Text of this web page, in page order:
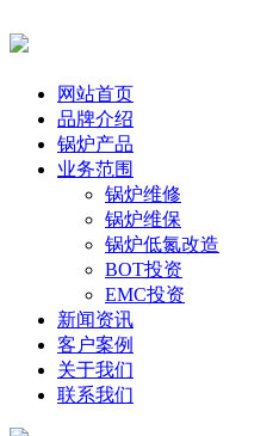
网站首页
品牌介绍
锅炉产品
业务范围
锅炉维修
锅炉维保
锅炉低氮改造
BOT投资
EMC投资
新闻资讯
客户案例
关于我们
联系我们